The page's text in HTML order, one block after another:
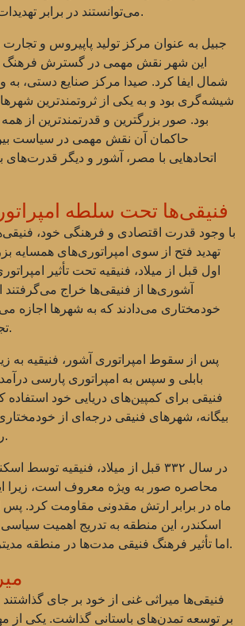
می‌توانستند در برابر تهدیدات خارجی متحد شوند.
جبیل به عنوان مرکز تولید پاپیروس و
این شهر نقش مهمی در گسترش فرهنگ
شمال ایفا کرد. صیدا مرکز صنایع دستی، به
شیشه‌گری بود و به یکی از ثروتمندترین
بود. صور بزرگترین و قدرتمندترین از
حاکمان آن نقش مهمی در سیاست
اتحادهایی با مصر، آشور و دیگر
فنیقی‌ها تحت سلطه
با وجود قدرت اقتصادی و فرهنگی خود،
تهدید فتح از سوی امپراتوری‌های همسایه
اول قبل از میلاد، فنیقیه تحت تأثیر
آشوری‌ها از فنیقی‌ها خراج می‌گرفتند
خودمختاری می‌دادند که به شهرها اجازه
تجاری خود ادامه دهند.
پس از سقوط امپراتوری آشور، فنیقیه به
بابلی و سپس به امپراتوری پارسی
فنیقی برای کمپین‌های دریایی خود استفاده
بیگانه، شهرهای فنیقی درجه‌ای از
رونق خود ادامه دادند.
در سال ۳۳۲ قبل از میلاد، فنیقیه
محاصره صور به ویژه معروف است، زیرا
ماه در برابر ارتش مقدونی مقاومت کرد. پس
اسکندر، این منطقه به تدریج اهمیت
اما تأثیر فرهنگ فنیقی مدت‌ها در منطقه مدیترانه احساس می‌شد.
فنیقی‌ها میراثی غنی از خود بر جای گذاشتند
بر توسعه تمدن‌های باستانی گذاشت. یکی از